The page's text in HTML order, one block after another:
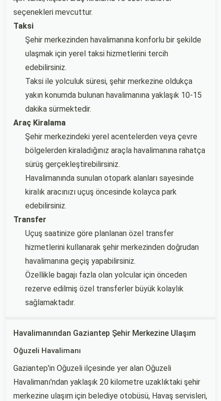
seçenekleri mevcuttur.
Taksi
Şehir merkezinden havalimanına konforlu bir şekilde
ulaşmak için yerel taksi hizmetlerini tercih
edebilirsiniz.
Taksi ile yolculuk süresi, şehir merkezine oldukça
yakın konumda bulunan havalimanına yaklaşık 10-15
dakika sürmektedir.
Araç Kiralama
Şehir merkezindeki yerel acentelerden veya çevre
bölgelerden kiraladığınız araçla havalimanına rahatça
sürüş gerçekleştirebilirsiniz.
Havalimanında sunulan otopark alanları sayesinde
kiralık aracınızı uçuş öncesinde kolayca park
edebilirsiniz.
Transfer
Uçuş saatinize göre planlanan özel transfer
hizmetlerini kullanarak şehir merkezinden doğrudan
havalimanına geçiş yapabilirsiniz.
Özellikle bagajı fazla olan yolcular için önceden
rezerve edilmiş özel transferler büyük kolaylık
sağlamaktadır.
Havalimanından Gaziantep Şehir Merkezine Ulaşım
Oğuzeli Havalimanı
Gaziantep'in Oğuzeli ilçesinde yer alan Oğuzeli
Havalimanı'ndan yaklaşık 20 kilometre uzaklıktaki şehir
merkezine ulaşım için belediye otobüsü, Havaş servisleri,